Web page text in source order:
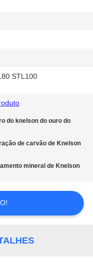
STL100
do knelson do ouro do
de carvão de Knelson
mineral de Knelson